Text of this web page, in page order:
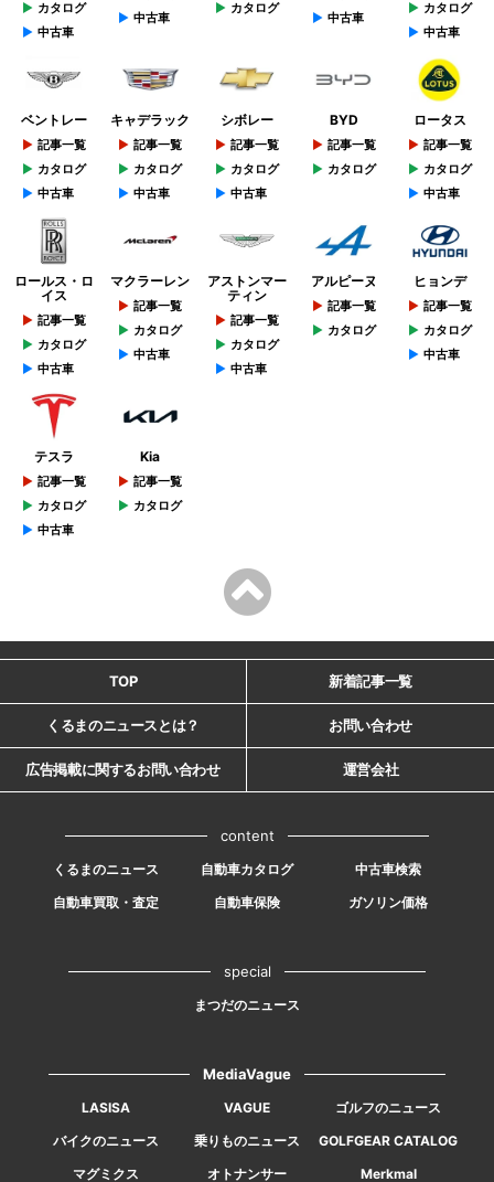
カタログ
中古車
中古車
カタログ
中古車
カタログ
中古車
ベントレー
記事一覧
カタログ
中古車
キャデラック
記事一覧
カタログ
中古車
シボレー
記事一覧
カタログ
中古車
BYD
記事一覧
カタログ
ロータス
記事一覧
カタログ
中古車
ロールス・ロ
イス
記事一覧
カタログ
中古車
マクラーレン
記事一覧
カタログ
中古車
アストンマー
ティン
記事一覧
カタログ
中古車
アルピーヌ
記事一覧
カタログ
ヒョンデ
記事一覧
カタログ
中古車
テスラ
記事一覧
カタログ
中古車
Kia
記事一覧
カタログ
TOP 新着記事一覧
くるまのニュースとは？ お問い合わせ
広告掲載に関するお問い合わせ 運営会社
content
くるまのニュース 自動車カタログ
中古車検索
自動車買取・査定
自動車保険 ガソリン価格
special
まつだのニュース
MediaVague
LASISA VAGUE
ゴルフのニュース
バイクのニュース
乗りものニュース
GOLFGEAR CATALOG
マグミクス
オトナンサー Merkmal